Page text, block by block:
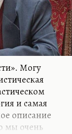
Могу
и самая
описание
мы очень